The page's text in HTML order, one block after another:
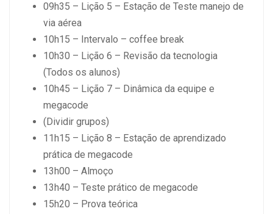
09h35 – Lição 5 – Estação de Teste manejo de
via aérea
10h15 – Intervalo – coffee break
10h30 – Lição 6 – Revisão da tecnologia
(Todos os alunos)
10h45 – Lição 7 – Dinâmica da equipe e
megacode
(Dividir grupos)
11h15 – Lição 8 – Estação de aprendizado
prática de megacode
13h00 – Almoço
13h40 – Teste prático de megacode
15h20 – Prova teórica